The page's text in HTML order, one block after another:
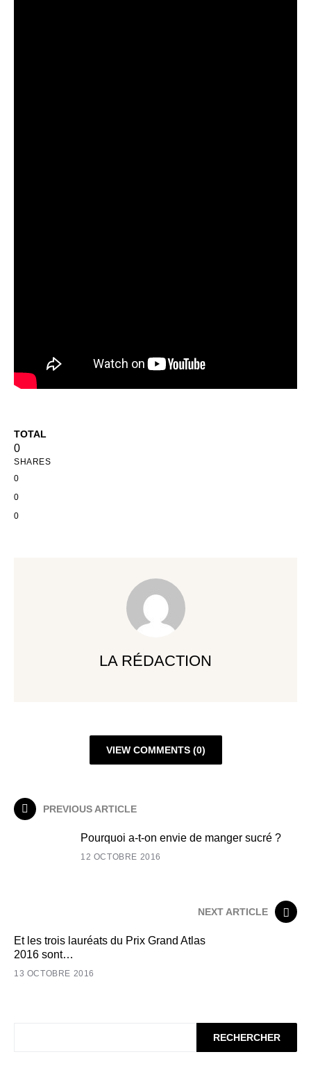
TOTAL
0
SHARES
0
0
0
LA RÉDACTION
VIEW COMMENTS (0)
PREVIOUS ARTICLE
Pourquoi a-t-on envie de manger sucré ?
12 OCTOBRE 2016
NEXT ARTICLE
Et les trois lauréats du Prix Grand Atlas
2016 sont…
13 OCTOBRE 2016
RECHERCHER